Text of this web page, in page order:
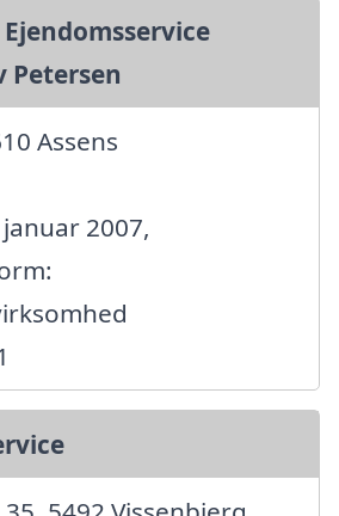
Ejendomsservice
Petersen
Assens
2007,